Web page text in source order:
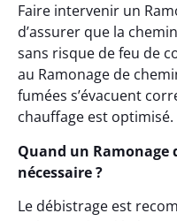
Faire intervenir un
d’assurer que la
sans risque de feu de
au Ramonage de
fumées s’évacuent
chauffage est optimisé.
Quand un Ramonage
nécessaire ?
Le débistrage est